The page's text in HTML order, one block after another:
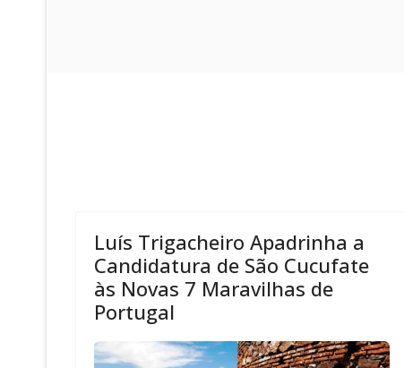
Luís Trigacheiro Apadrinha a
Candidatura de São Cucufate
às Novas 7 Maravilhas de
Portugal